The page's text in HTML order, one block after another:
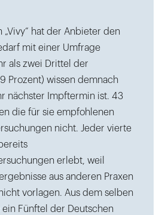
„Vivy“ hat der Anbieter den
mit einer Umfrage
als zwei Drittel der
Prozent) wissen demnach
nächster Impftermin ist. 43
die für sie empfohlenen
nicht. Jeder vierte
erlebt, weil
aus anderen Praxen
vorlagen. Aus dem selben
Fünftel der Deutschen